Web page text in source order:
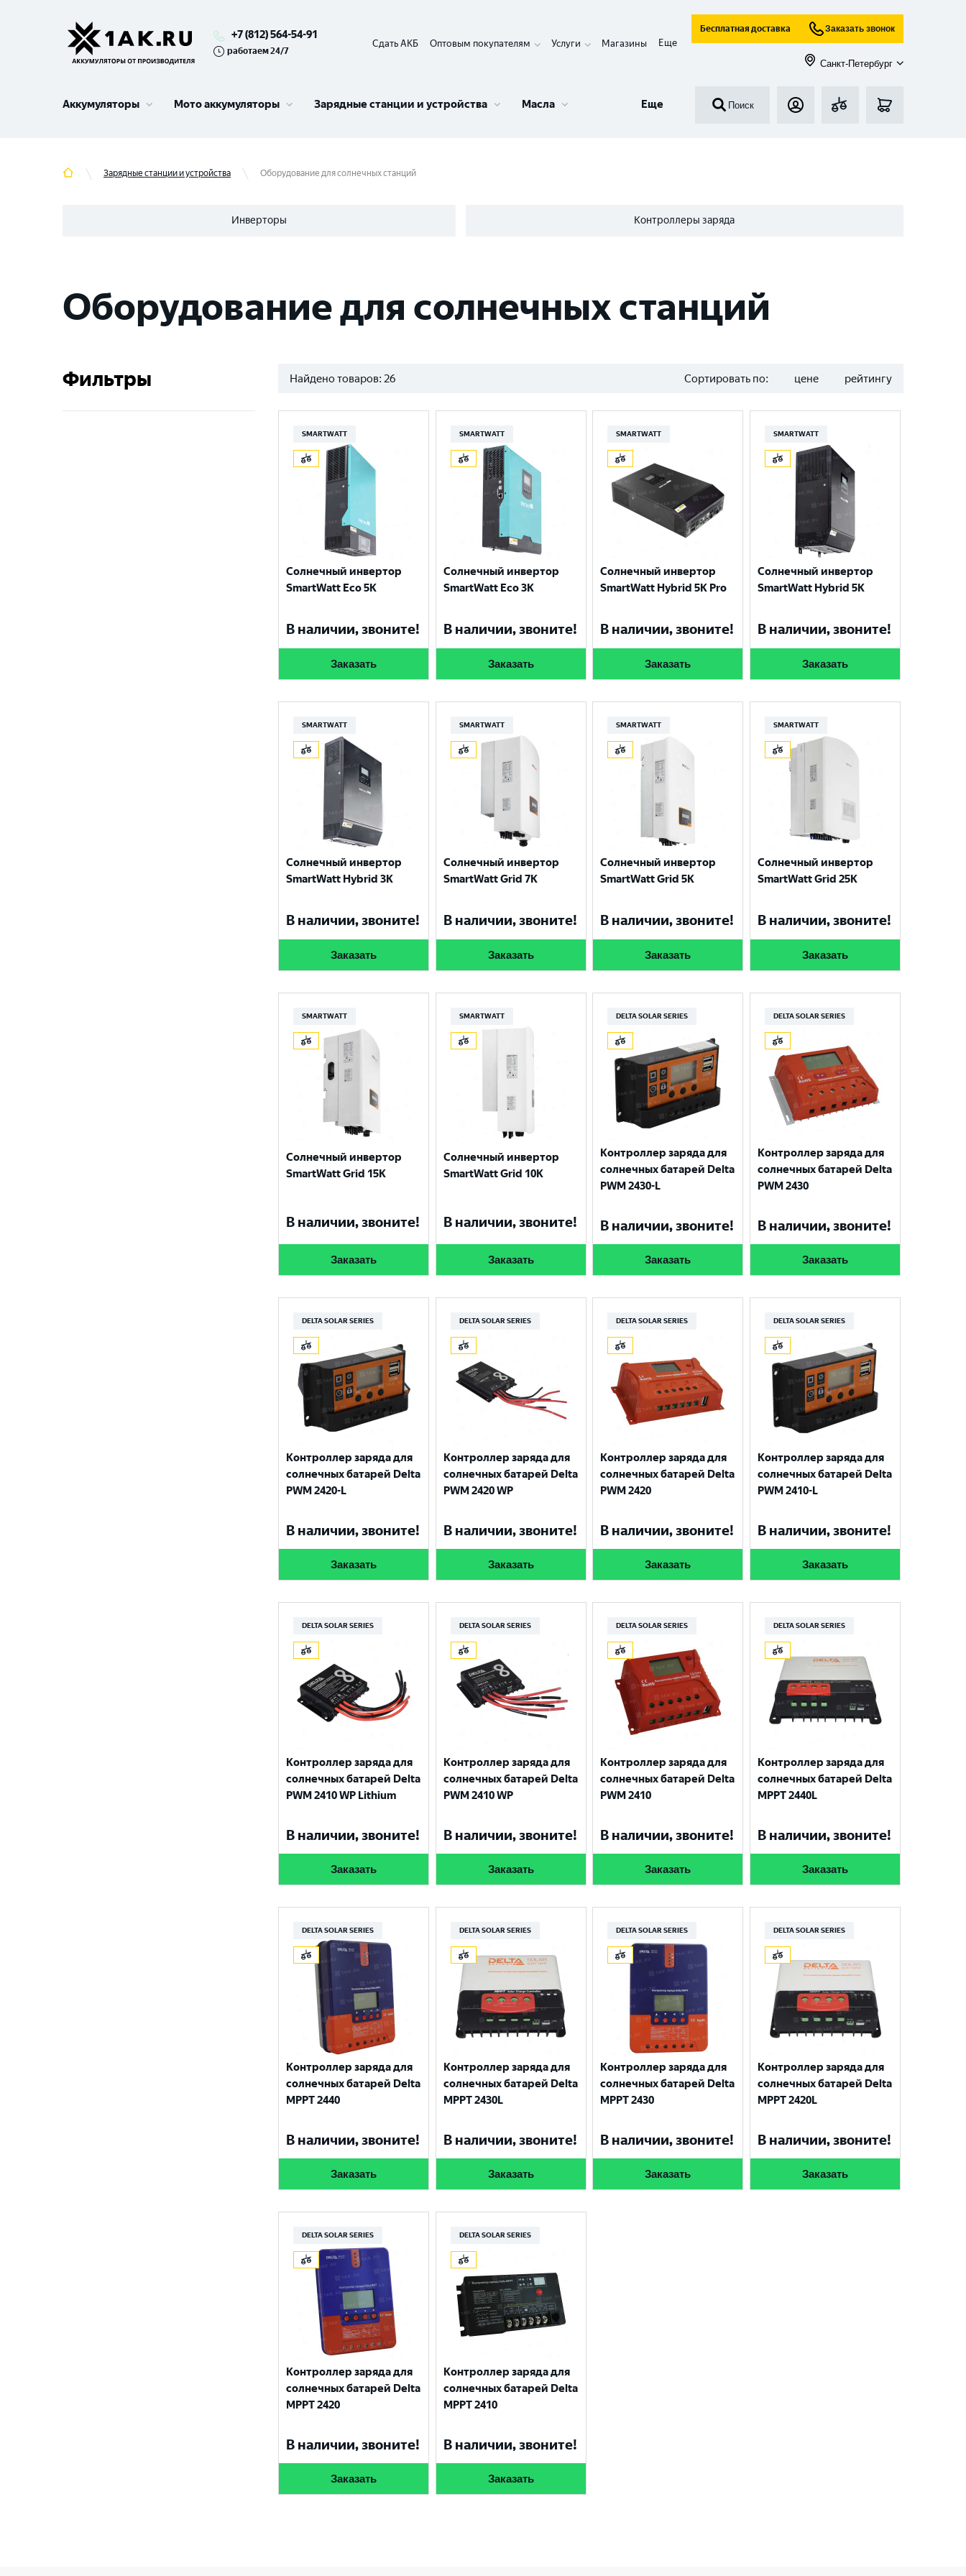
+7 (812) 564-54-91
работаем 24/7
Сдать АКБ Оптовым покупателям Услуги Магазины Еще
Бесплатная доставка Заказать звонок
Санкт-Петербург
Аккумуляторы Мото аккумуляторы Зарядные станции и устройства Масла Еще Поиск
Зарядные станции и устройства Оборудование для солнечных станций
Инверторы Контроллеры заряда
Оборудование для солнечных станций
Фильтры Найдено товаров: 26 Сортировать по: цене рейтингу
SMARTWATT
Солнечный инвертор
SmartWatt Eco 5K
В наличии, звоните!
Заказать
SMARTWATT
Солнечный инвертор
SmartWatt Eco 3K
В наличии, звоните!
Заказать
SMARTWATT
Солнечный инвертор
SmartWatt Hybrid 5К Pro
В наличии, звоните!
Заказать
SMARTWATT
Солнечный инвертор
SmartWatt Hybrid 5К
В наличии, звоните!
Заказать
SMARTWATT
Солнечный инвертор
SmartWatt Hybrid 3К
В наличии, звоните!
Заказать
SMARTWATT
Солнечный инвертор
SmartWatt Grid 7К
В наличии, звоните!
Заказать
SMARTWATT
Солнечный инвертор
SmartWatt Grid 5К
В наличии, звоните!
Заказать
SMARTWATT
Солнечный инвертор
SmartWatt Grid 25К
В наличии, звоните!
Заказать
SMARTWATT
Солнечный инвертор
SmartWatt Grid 15К
В наличии, звоните!
Заказать
SMARTWATT
Солнечный инвертор
SmartWatt Grid 10К
В наличии, звоните!
Заказать
DELTA SOLAR SERIES
Контроллер заряда для
солнечных батарей Delta
PWM 2430-L
В наличии, звоните!
Заказать
DELTA SOLAR SERIES
Контроллер заряда для
солнечных батарей Delta
PWM 2430
В наличии, звоните!
Заказать
DELTA SOLAR SERIES
Контроллер заряда для
солнечных батарей Delta
PWM 2420-L
В наличии, звоните!
Заказать
DELTA SOLAR SERIES
Контроллер заряда для
солнечных батарей Delta
PWM 2420 WP
В наличии, звоните!
Заказать
DELTA SOLAR SERIES
Контроллер заряда для
солнечных батарей Delta
PWM 2420
В наличии, звоните!
Заказать
DELTA SOLAR SERIES
Контроллер заряда для
солнечных батарей Delta
PWM 2410-L
В наличии, звоните!
Заказать
DELTA SOLAR SERIES
Контроллер заряда для
солнечных батарей Delta
PWM 2410 WP Lithium
В наличии, звоните!
Заказать
DELTA SOLAR SERIES
Контроллер заряда для
солнечных батарей Delta
PWM 2410 WP
В наличии, звоните!
Заказать
DELTA SOLAR SERIES
Контроллер заряда для
солнечных батарей Delta
PWM 2410
В наличии, звоните!
Заказать
DELTA SOLAR SERIES
Контроллер заряда для
солнечных батарей Delta
MPPT 2440L
В наличии, звоните!
Заказать
DELTA SOLAR SERIES
Контроллер заряда для
солнечных батарей Delta
MPPT 2440
В наличии, звоните!
Заказать
DELTA SOLAR SERIES
Контроллер заряда для
солнечных батарей Delta
MPPT 2430L
В наличии, звоните!
Заказать
DELTA SOLAR SERIES
Контроллер заряда для
солнечных батарей Delta
MPPT 2430
В наличии, звоните!
Заказать
DELTA SOLAR SERIES
Контроллер заряда для
солнечных батарей Delta
MPPT 2420L
В наличии, звоните!
Заказать
DELTA SOLAR SERIES
Контроллер заряда для
солнечных батарей Delta
MPPT 2420
В наличии, звоните!
Заказать
DELTA SOLAR SERIES
Контроллер заряда для
солнечных батарей Delta
MPPT 2410
В наличии, звоните!
Заказать
Выберите ваш город
Великий Новгород
Санкт-Петербург